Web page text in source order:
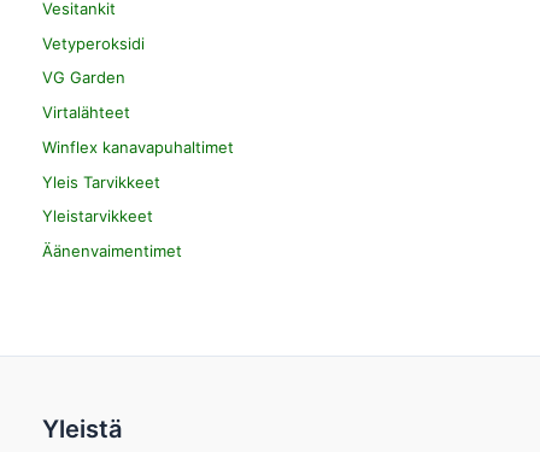
Vesitankit
Vetyperoksidi
VG Garden
Virtalähteet
Winflex kanavapuhaltimet
Yleis Tarvikkeet
Yleistarvikkeet
Äänenvaimentimet
Yleistä